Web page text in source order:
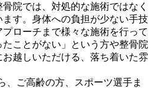
院では、対処的な施術ではなく
す。身体への負担が少ない手技
ローチまで様々な施術を行って
ことがない」という方や整骨院
越しいただける、落ち着いた雰
、ご高齢の方、スポーツ選手ま